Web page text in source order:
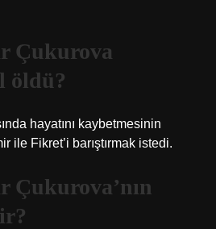
Çukurova
öldü?
hayatını kaybetmesinin
ile Fikret’i barıştırmak istedi.
Çukurova’nın